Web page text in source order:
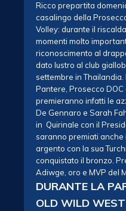
Ricco prepartita
casalingo della
Volley: durante il
momenti molto
riconoscimento al
dato lustro al club
settembre in Thailandia.
Pantere, Prosecco
premieranno infatti le
De Gennaro e Sarah
in Quirinale con il
saranno premiati
argento con la sua
conquistato il bronzo.
Adiwge, oro e MVP del
DURANTE LA
OLD WILD